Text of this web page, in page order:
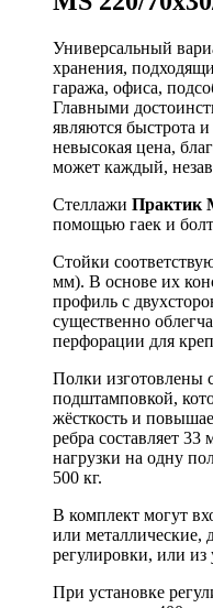
Универсальный
хранения,
гаража, офиса,
Главными
являются быстрота
невысокая цена,
может каждый,
Стеллажи Практик
помощью гаек и
Стойки
мм). В основе их
профиль с
существенно
перфорации для
Полки изготовлены
подштамповкой,
жёсткость и
ребра составляет
нагрузки на одну
500 кг.
В комплект могут
или металлические,
регулировки, или из
При установке